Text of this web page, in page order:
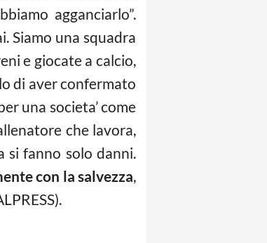
agganciarlo”.
Siamo una squadra
e giocate a calcio,
di aver confermato
una societa’ come
che lavora,
si fanno solo danni.
con la salvezza,